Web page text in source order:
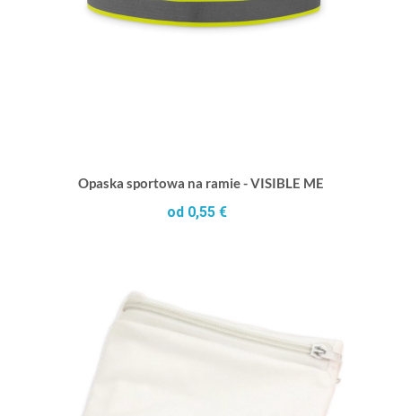
Opaska sportowa na ramie - VISIBLE ME
od 0,55 €